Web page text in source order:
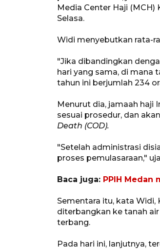
Media Center Haji
Selasa.
Widi menyebutkan rata-
"Jika dibandingkan
hari yang sama, di mana
tahun ini berjumlah 234
Menurut dia, jamaah haji
sesuai prosedur, dan
Death (COD).
"Setelah administrasi
proses pemulasaraan,"
Baca juga: PPIH Medan
Sementara itu, kata
diterbangkan ke tanah
terbang.
Pada hari ini, lanjutnya,